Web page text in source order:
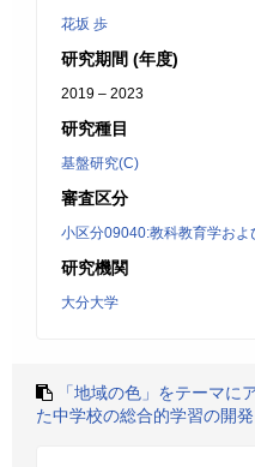
花坂 歩
研究期間 (年度)
2019 – 2023
研究種目
基盤研究(C)
審査区分
小区分09040:教科教育学およ
研究機関
大分大学
「地域の色」をテーマに
た中学校の総合的学習の開発